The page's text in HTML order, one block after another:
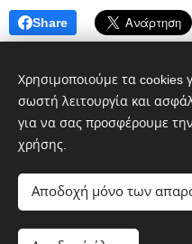
Share
google.com, pub-
Χρησιμοποιούμε τα cookies
σωστή λειτουργία και
για να σας προσφέρουμε
χρήσης.
Αποδοχή μόνο των